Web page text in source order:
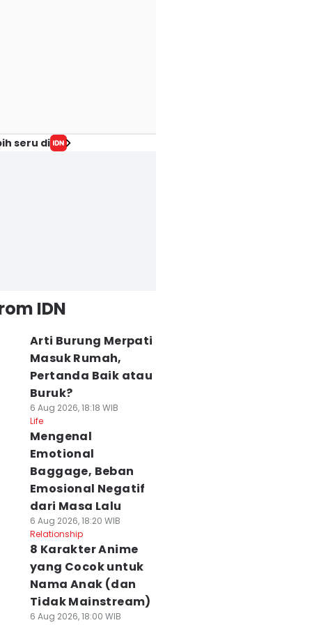
seru di
IDN
Arti Burung Merpati
Masuk Rumah,
Pertanda Baik atau
Buruk?
6 Aug 2026, 18:18 WIB
Life
Mengenal
Emotional
Baggage, Beban
Emosional Negatif
dari Masa Lalu
6 Aug 2026, 18:20 WIB
Relationship
8 Karakter Anime
yang Cocok untuk
Nama Anak (dan
Tidak Mainstream)
6 Aug 2026, 18:00 WIB